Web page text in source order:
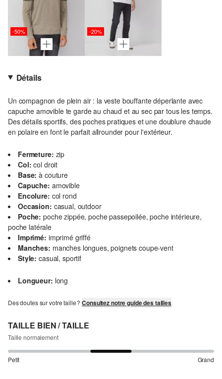
-50% -20%
Détails
Un compagnon de plein air : la veste bouffante déperlante avec
capuche amovible te garde au chaud et au sec par tous les temps.
Des détails sportifs, des poches pratiques et une doublure chaude
en polaire en font le parfait allrounder pour l'extérieur.
Fermeture: zip
Col: col droit
Base: à couture
Capuche: amovible
Encolure: col rond
Occasion: casual, outdoor
Poche: poche zippée, poche passepoilée, poche intérieure,
poche latérale
Imprimé: imprimé griffé
Manches: manches longues, poignets coupe-vent
Style: casual, sportif
Longueur: long
Des doutes sur votre taille ?Consultez notre guide des tailles
TAILLE BIEN / TAILLE
Taille normalement
Petit Grand